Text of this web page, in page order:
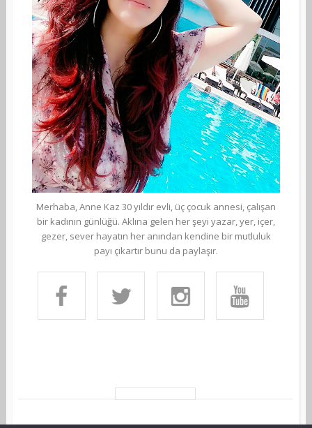
Merhaba, Anne Kaz 30 yıldır evli, üç çocuk annesi, çalışan
bir kadının günlüğü. Aklına gelen her şeyi yazar, yer, içer,
gezer, sever hayatın her anından kendine bir mutluluk
payı çıkartır bunu da paylaşır.